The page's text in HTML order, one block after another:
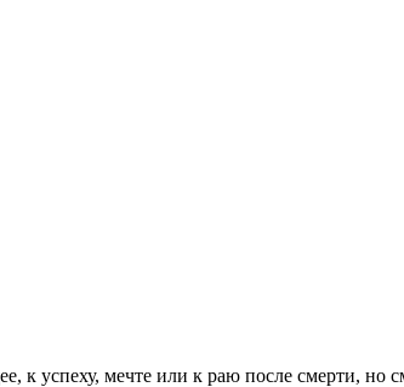
успеху, мечте или к раю после смерти, но